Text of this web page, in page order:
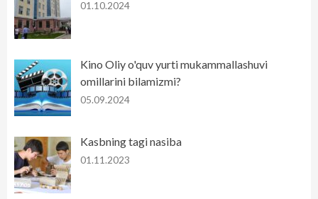
01.10.2024
Kino Oliy o'quv yurti mukammallashuvi
omillarini bilamizmi?
05.09.2024
Kasbning tagi nasiba
01.11.2023